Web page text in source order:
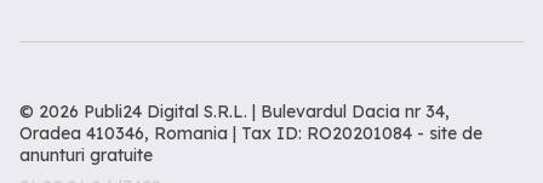
© 2026 Publi24 Digital S.R.L. | Bulevardul Dacia nr 34,
Oradea 410346, Romania | Tax ID: RO20201084 - site de
anunturi gratuite